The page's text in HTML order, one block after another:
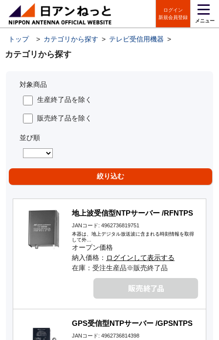
ログイン
新規会員登録
メニュー
カテゴリから探す
トップ > カテゴリから探す > テレビ受信用機器 >
対象商品
生産終了品を除く
販売終了品を除く
並び順
地上波受信型NTPサーバー /RFNTPS
JANコード: 4962736819751
本器は、地上デジタル放送波に含まれる時刻情報を取得
して外…
オープン価格
納入価格： ログインして表示する
在庫：受注生産品※販売終了品
GPS受信型NTPサーバー /GPSNTPS
JANコード: 4962736814398